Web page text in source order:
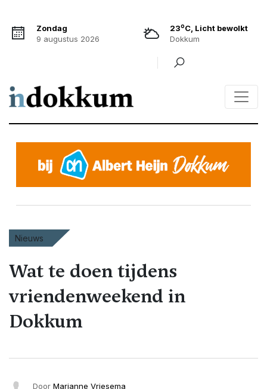
Zondag
9 augustus 2026
23oC, Licht bewolkt
Dokkum
Nieuws
Wat te doen tijdens
vriendenweekend in
Dokkum
Door Marianne Vriesema